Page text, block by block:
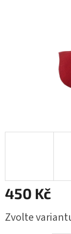
450 Kč
cena:
Zvolte